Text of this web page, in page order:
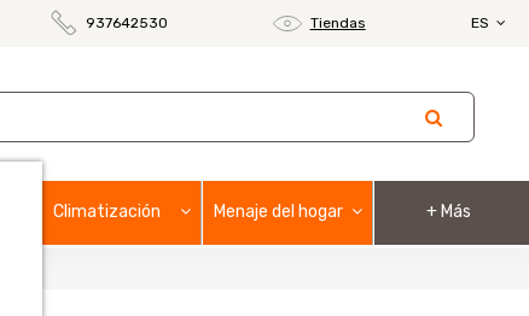
937642530 Tiendas ES
Climatización Menaje del hogar + Más